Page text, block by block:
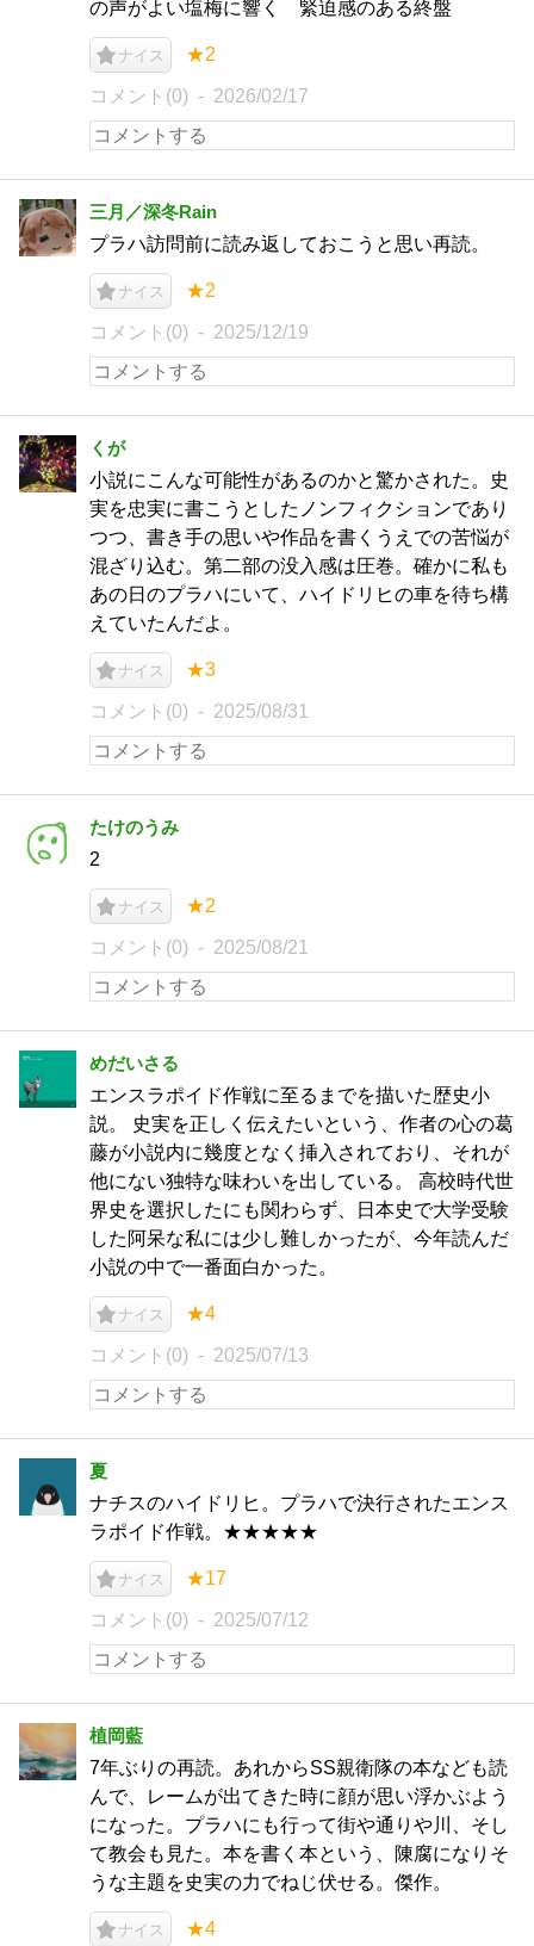
の声がよい塩梅に響く 緊迫感のある終盤
ナイス ★2
コメント(0) 2026/02/17
三月／深冬Rain
プラハ訪問前に読み返しておこうと思い再読。
ナイス ★2
コメント(0) 2025/12/19
くが
小説にこんな可能性があるのかと驚かされた。史
実を忠実に書こうとしたノンフィクションであり
つつ、書き手の思いや作品を書くうえでの苦悩が
混ざり込む。第二部の没入感は圧巻。確かに私も
あの日のプラハにいて、ハイドリヒの車を待ち構
えていたんだよ。
ナイス ★3
コメント(0) 2025/08/31
たけのうみ
2
ナイス ★2
コメント(0) 2025/08/21
めだいさる
エンスラポイド作戦に至るまでを描いた歴史小
説。 史実を正しく伝えたいという、作者の心の葛
藤が小説内に幾度となく挿入されており、それが
他にない独特な味わいを出している。 高校時代世
界史を選択したにも関わらず、日本史で大学受験
した阿呆な私には少し難しかったが、今年読んだ
小説の中で一番面白かった。
ナイス ★4
コメント(0) 2025/07/13
夏
ナチスのハイドリヒ。プラハで決行されたエンス
ラポイド作戦。★★★★★
ナイス ★17
コメント(0) 2025/07/12
植岡藍
7年ぶりの再読。あれからSS親衛隊の本なども読
んで、レームが出てきた時に顔が思い浮かぶよう
になった。プラハにも行って街や通りや川、そし
て教会も見た。本を書く本という、陳腐になりそ
うな主題を史実の力でねじ伏せる。傑作。
ナイス ★4